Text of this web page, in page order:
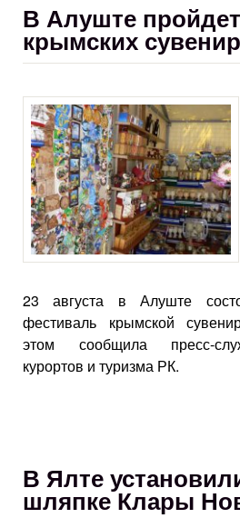
В Алуште
крымских
23 августа в Алуште
фестиваль крымской
этом сообщила пресс-
курортов и туризма РК.
В Ялте
шляпке Клары